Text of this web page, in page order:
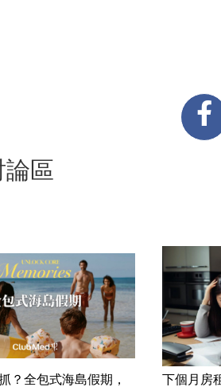
論區
？全包式海島假期，
下個月房